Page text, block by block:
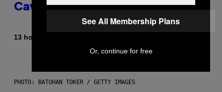
Caves Beneath the Moon
13 hours ago
PHOTO: BATUHAN TOKER / GETTY IMAGES
See All Membership Plans
Or, continue for free